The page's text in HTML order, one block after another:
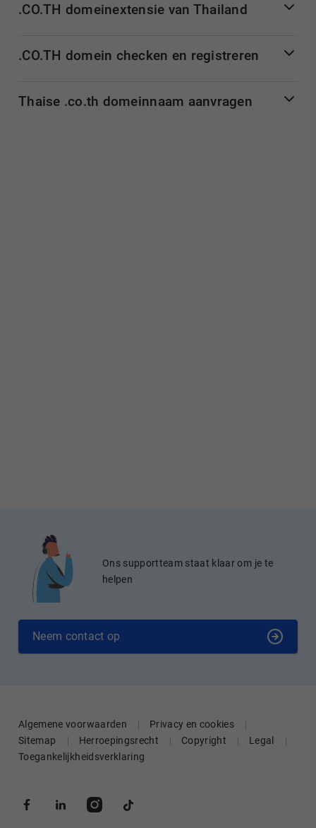
.CO.TH domeinextensie van Thailand
.CO.TH domein checken en registreren
Thaise .co.th domeinnaam aanvragen
Ons supportteam staat klaar om je te
helpen
Neem contact op
Algemene voorwaarden
Privacy en cookies
Sitemap
Herroepingsrecht Copyright
Legal
Toegankelijkheidsverklaring